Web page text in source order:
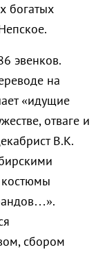
богатых
эвенков.
на
«идущие
отваге и
В.К.
костюмы
сбором